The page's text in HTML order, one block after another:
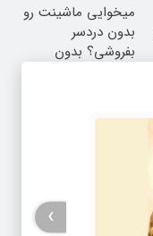
واقعی*
میخوایی ماشینت رو
بدون دردسر
بفروشی؟ بدون
›